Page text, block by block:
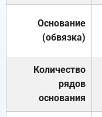
Основание
(обвязка)
Количество
рядов
основания